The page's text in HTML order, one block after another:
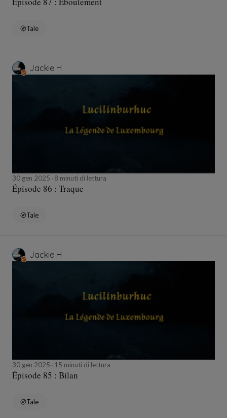
Tale
Jackie H
30 gen 2025 8 minuti di lettura
Épisode 86 : Traque
Tale
Jackie H
30 gen 2025 15 minuti di lettura
Épisode 85 : Bilan
Tale